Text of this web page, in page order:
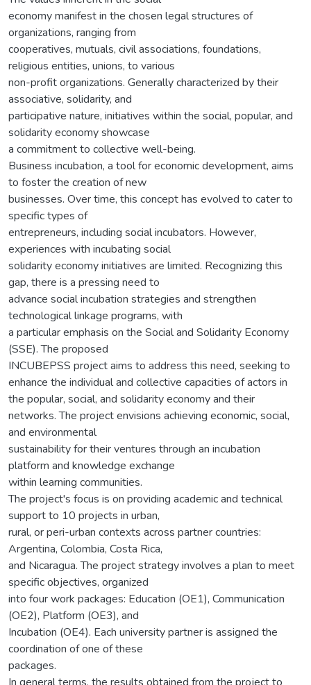
economy manifest in the chosen legal structures of
organizations, ranging from
cooperatives, mutuals, civil associations, foundations,
religious entities, unions, to various
non-profit organizations. Generally characterized by their
associative, solidarity, and
participative nature, initiatives within the social, popular, and
solidarity economy showcase
a commitment to collective well-being.
Business incubation, a tool for economic development, aims
to foster the creation of new
businesses. Over time, this concept has evolved to cater to
specific types of
entrepreneurs, including social incubators. However,
experiences with incubating social
solidarity economy initiatives are limited. Recognizing this
gap, there is a pressing need to
advance social incubation strategies and strengthen
technological linkage programs, with
a particular emphasis on the Social and Solidarity Economy
(SSE). The proposed
INCUBEPSS project aims to address this need, seeking to
enhance the individual and collective capacities of actors in
the popular, social, and solidarity economy and their
networks. The project envisions achieving economic, social,
and environmental
sustainability for their ventures through an incubation
platform and knowledge exchange
within learning communities.
The project's focus is on providing academic and technical
support to 10 projects in urban,
rural, or peri-urban contexts across partner countries:
Argentina, Colombia, Costa Rica,
and Nicaragua. The project strategy involves a plan to meet
specific objectives, organized
into four work packages: Education (OE1), Communication
(OE2), Platform (OE3), and
Incubation (OE4). Each university partner is assigned the
coordination of one of these
packages.